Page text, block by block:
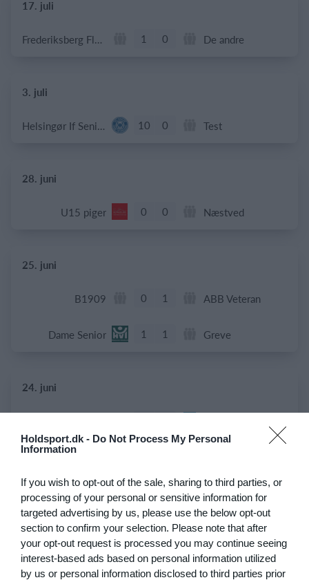
Holdsport.dk - Do Not Process My Personal
Information
If you wish to opt-out of the sale, sharing to third parties, or
processing of your personal or sensitive information for
targeted advertising by us, please use the below opt-out
section to confirm your selection. Please note that after
your opt-out request is processed you may continue seeing
interest-based ads based on personal information utilized
by us or personal information disclosed to third parties prior
17. juli
Frederiksberg Floorball Fighters 1 0 De andre
3. juli
Helsingør If Senior 10 0 Test
28. juni
U15 piger 0 0 Næstved
25. juni
B1909 0 1 ABB Veteran
Dame Senior 1 1 Greve
24. juni
De grønne bude
B82-Fodbold-Fitness-U50 6 0 Modstander
Beierholm - Fodbold 3 0 Modstander